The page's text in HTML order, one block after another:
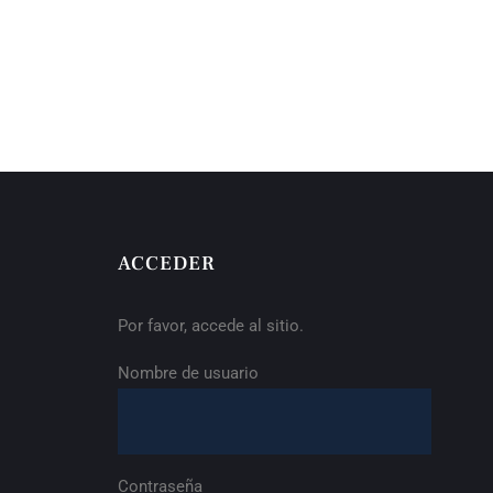
ACCEDER
Por favor, accede al sitio.
Nombre de usuario
Contraseña